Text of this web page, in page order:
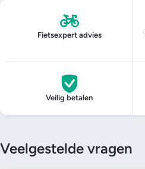
Fietsexpert advies
Veilig betalen
Veelgestelde vragen